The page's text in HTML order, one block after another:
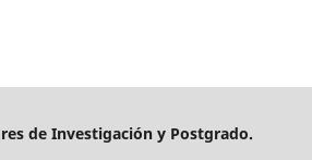
de Investigación y Postgrado.